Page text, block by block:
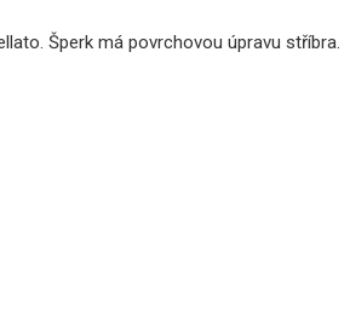
Šperk má povrchovou úpravu stříbra.